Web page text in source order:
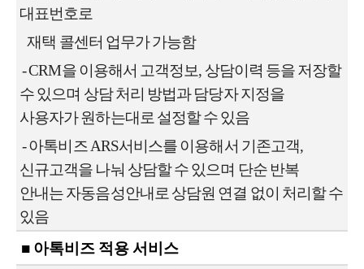
대표번호로
재택 콜센터 업무가 가능함
- CRM을 이용해서 고객정보, 상담이력 등을 저장할
수 있으며 상담 처리 방법과 담당자 지정을
사용자가 원하는대로 설정할 수 있음
- 아톡비즈 ARS서비스를 이용해서 기존고객,
신규고객을 나눠 상담할 수 있으며 단순 반복
안내는 자동음성안내로 상담원 연결 없이 처리할 수
있음
■ 아톡비즈 적용 서비스